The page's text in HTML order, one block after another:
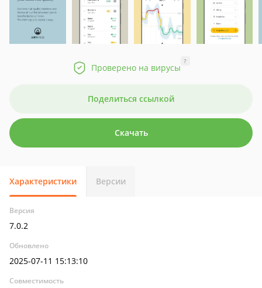
Проверено на вирусы
?
Поделиться ссылкой
Скачать
Характеристики Версии
Версия
7.0.2
Обновлено
2025-07-11 15:13:10
Совместимость